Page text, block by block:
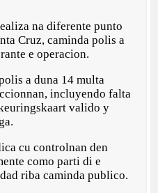
na diferente punto
Cruz, caminda polis a
e operacion.
a duna 14 multa
incluyendo falta
valido y
cu controlnan den
como parti di e
riba caminda publico.